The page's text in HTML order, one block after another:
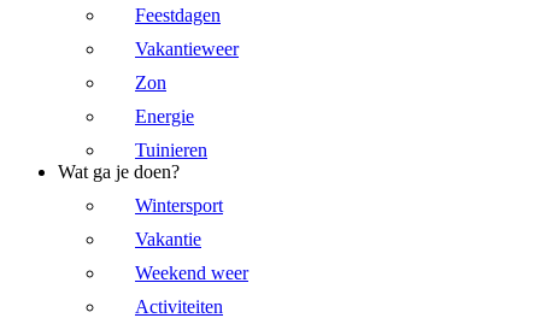
Feestdagen
Vakantieweer
Zon
Energie
Tuinieren
Wat ga je doen?
Wintersport
Vakantie
Weekend weer
Activiteiten